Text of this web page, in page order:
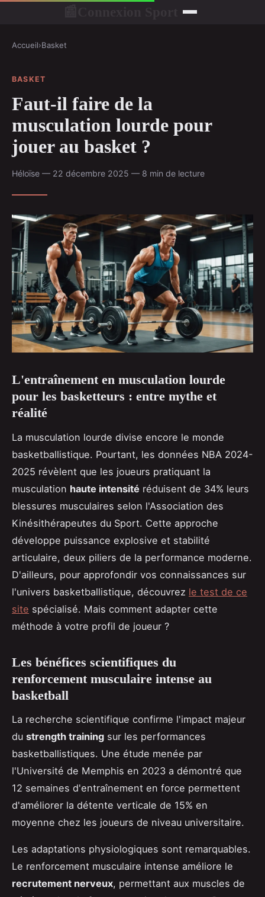
Accueil›Basket
BASKET
Faut-il faire de la
musculation lourde pour
jouer au basket ?
Héloïse — 22 décembre 2025 — 8 min de lecture
L'entraînement en musculation lourde
pour les basketteurs : entre mythe et
réalité
La musculation lourde divise encore le monde
basketballistique. Pourtant, les données NBA 2024-
2025 révèlent que les joueurs pratiquant la
musculation haute intensité réduisent de 34% leurs
blessures musculaires selon l'Association des
Kinésithérapeutes du Sport. Cette approche
développe puissance explosive et stabilité
articulaire, deux piliers de la performance moderne.
D'ailleurs, pour approfondir vos connaissances sur
l'univers basketballistique, découvrez le test de ce
site spécialisé. Mais comment adapter cette
méthode à votre profil de joueur ?
Les bénéfices scientifiques du
renforcement musculaire intense au
basketball
La recherche scientifique confirme l'impact majeur
du strength training sur les performances
basketballistiques. Une étude menée par
l'Université de Memphis en 2023 a démontré que
12 semaines d'entraînement en force permettent
d'améliorer la détente verticale de 15% en
moyenne chez les joueurs de niveau universitaire.
Les adaptations physiologiques sont remarquables.
Le renforcement musculaire intense améliore le
recrutement nerveux, permettant aux muscles de